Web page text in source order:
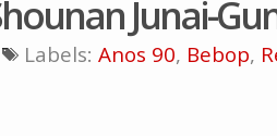
Junai-
Labels: Anos 90, Bebop,